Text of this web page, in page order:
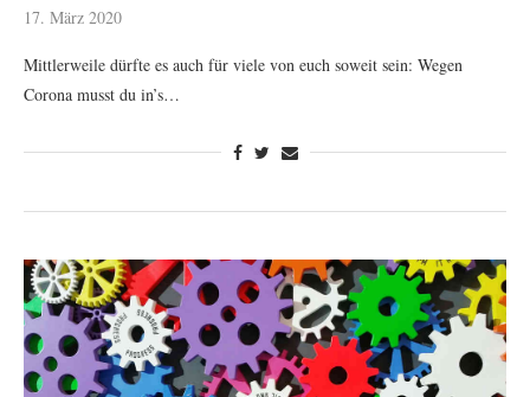
17. März 2020
Mittlerweile dürfte es auch für viele von euch soweit sein: Wegen
Corona musst du in’s…